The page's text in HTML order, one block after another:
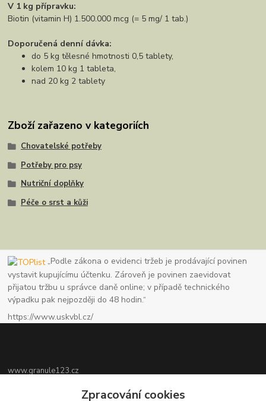
V 1 kg přípravku:
Biotin (vitamin H) 1.500.000 mcg (= 5 mg/ 1 tab.)
Doporučená denní dávka:
do 5 kg tělesné hmotnosti 0,5 tablety,
kolem 10 kg 1 tableta,
nad 20 kg 2 tablety
Zboží zařazeno v kategoriích
Chovatelské potřeby
Potřeby pro psy
Nutriční doplňky
Péče o srst a kůži
„Podle zákona o evidenci tržeb je prodávající povinen
vystavit kupujícímu účtenku. Zároveň je povinen zaevidovat
přijatou tržbu u správce daně online; v případě technického
výpadku pak nejpozději do 48 hodin.“
https://www.uskvbl.cz/
www.granule123.cz
Zpracování cookies